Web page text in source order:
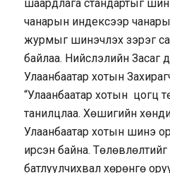
шаардлага стандартыг
чанарын индексээр
журмыг шинэчлэх зэрэг
байлаа. Нийслэлийн Засаг
Улаанбаатар хотын
“Улаанбаатар хотын цогц
танилцлаа. Хөшигийн
Улаанбаатар хотын шинэ
ирсэн байна.
батлуулчихвал хөрөнгө